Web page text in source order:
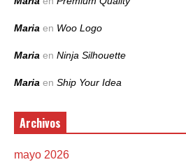
Maria en Woo Logo
Maria en Ninja Silhouette
Maria en Ship Your Idea
Archivos
mayo 2026